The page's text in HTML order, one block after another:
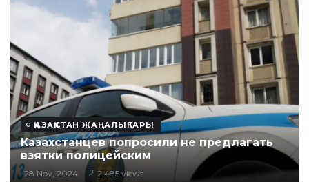
ҚАЗАҚСТАН ЖАҢАЛЫҚТАРЫ
Казахстанцев попросили не предлагать
взятки полицейским
28 Nov, 2024 2,485 views